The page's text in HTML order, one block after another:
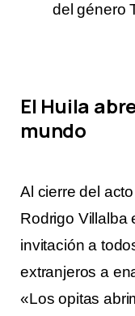
del género
El Huila
mundo
Al cierre del
Rodrigo Villalba
invitación a
extranjeros a
«Los opitas